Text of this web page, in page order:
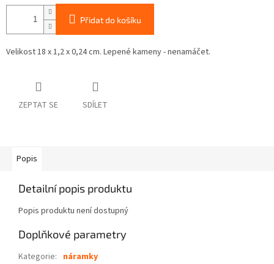
Přidat do košíku
Velikost 18 x 1,2 x 0,24 cm. Lepené kameny - nenamáčet.
ZEPTAT SE SDÍLET
Popis
Detailní popis produktu
Popis produktu není dostupný
Doplňkové parametry
Kategorie: náramky